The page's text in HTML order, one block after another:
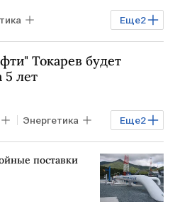
Еще2
Токарев будет
5 лет
Еще2
Энергетика
поставки